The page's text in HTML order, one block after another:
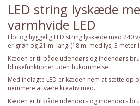
LED string lyskæde
varmhvide LED
Flot og hyggelig LED string lyskæde med 240
er grøn og 21 m. lang (18 m. med lys, 3 meter
Kæden er til både udendørs og indendørs
blinkefunktioner uden hukommelse.
Med indlagte LED er kæden nem at sætte op
nemmere at være kreativ med.
Kæden er til både udendørs og indendørs